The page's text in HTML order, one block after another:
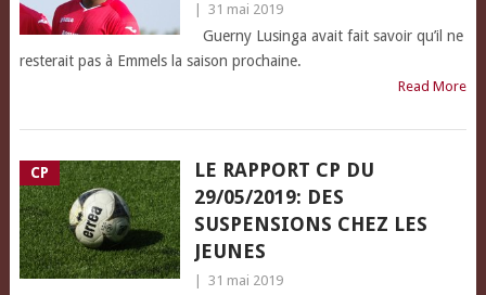
31 mai 2019
Guerny Lusinga avait fait savoir qu’il ne
resterait pas à Emmels la saison prochaine.
Read More
CP
LE RAPPORT CP DU
29/05/2019: DES
SUSPENSIONS CHEZ LES
JEUNES
31 mai 2019